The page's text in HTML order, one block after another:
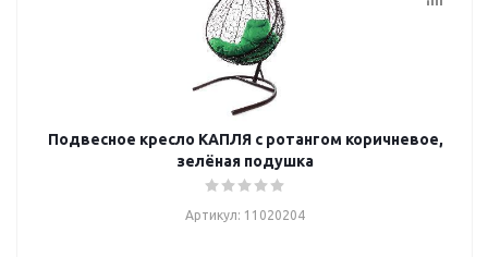
Подвесное кресло КАПЛЯ с ротангом коричневое,
зелёная подушка
Артикул: 11020204